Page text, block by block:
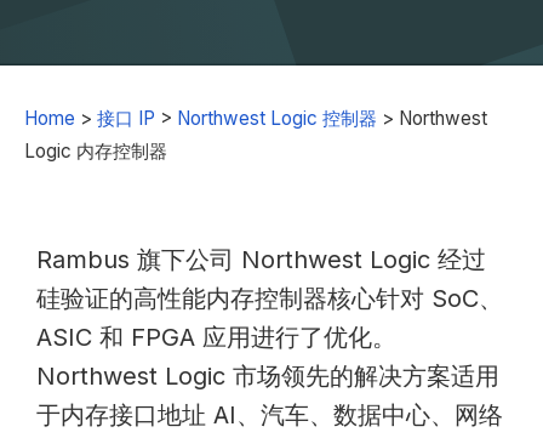
Home > 接口 IP > Northwest Logic 控制器 > Northwest
Logic 内存控制器
Rambus 旗下公司 Northwest Logic 经过
硅验证的高性能内存控制器核心针对 SoC、
ASIC 和 FPGA 应用进行了优化。
Northwest Logic 市场领先的解决方案适用
于内存接口地址 AI、汽车、数据中心、网络